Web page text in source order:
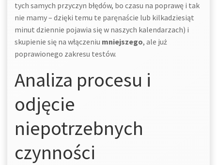
tych samych przyczyn błędów, bo czasu na poprawę i tak
nie mamy – dzięki temu te paręnaście lub kilkadziesiąt
minut dziennie pojawia się w naszych kalendarzach) i
skupienie się na włączeniu mniejszego, ale już
poprawionego zakresu testów.
Analiza procesu i
odjęcie
niepotrzebnych
czynności